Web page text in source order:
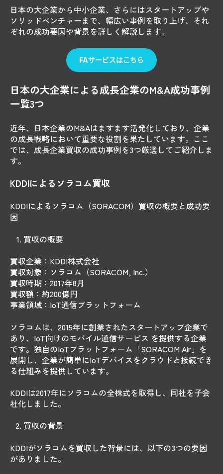
日本の大企業から中小企業、さらにはスタートアップや
ソリッドベンチャーまで、幅広い事例を取り上げ、それ
ぞれの成功要因や背景を詳しく解説します。
日本の大企業による成長企業のM&A成功事例
一覧3つ
近年、日本企業のM&Aはますます活発化しており、企業
の成長戦略において重要な役割を果たしています。ここ
では、成長企業買収の成功事例を3つ厳選してご紹介しま
す。
KDDIによるソラコム買収
KDDIによるソラコム（SORACOM）買収の概要と成功要
因
買収の概要
買収企業：KDDI株式会社
買収対象：ソラコム（SORACOM, Inc.）
買収時期：2017年8月
買収額：約200億円
事業領域：IoT通信プラットフォーム
ソラコムは、2015年に創業されたスタートアップ企業で
あり、IoT向けのモバイル通信サービス を提供する企業
です。独自のIoTプラットフォーム「SORACOM Air」を
展開し、企業が簡単にIoTデバイスをクラウドと接続でき
る仕組みを提供しています。
KDDIは2017年にソラコムの全株式を取得し、同社を子会
社化しました。
買収の背景
KDDIがソラコムを買収した背景には、以下の3つの要因
がありました。